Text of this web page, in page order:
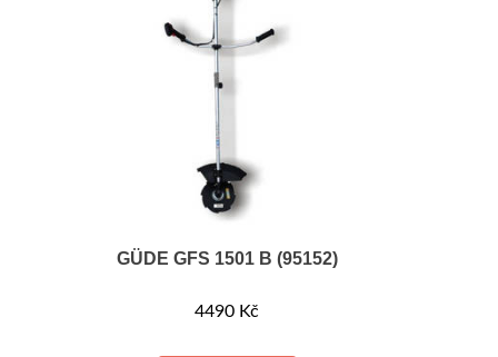
GÜDE GFS 1501 B (95152)
4490 Kč